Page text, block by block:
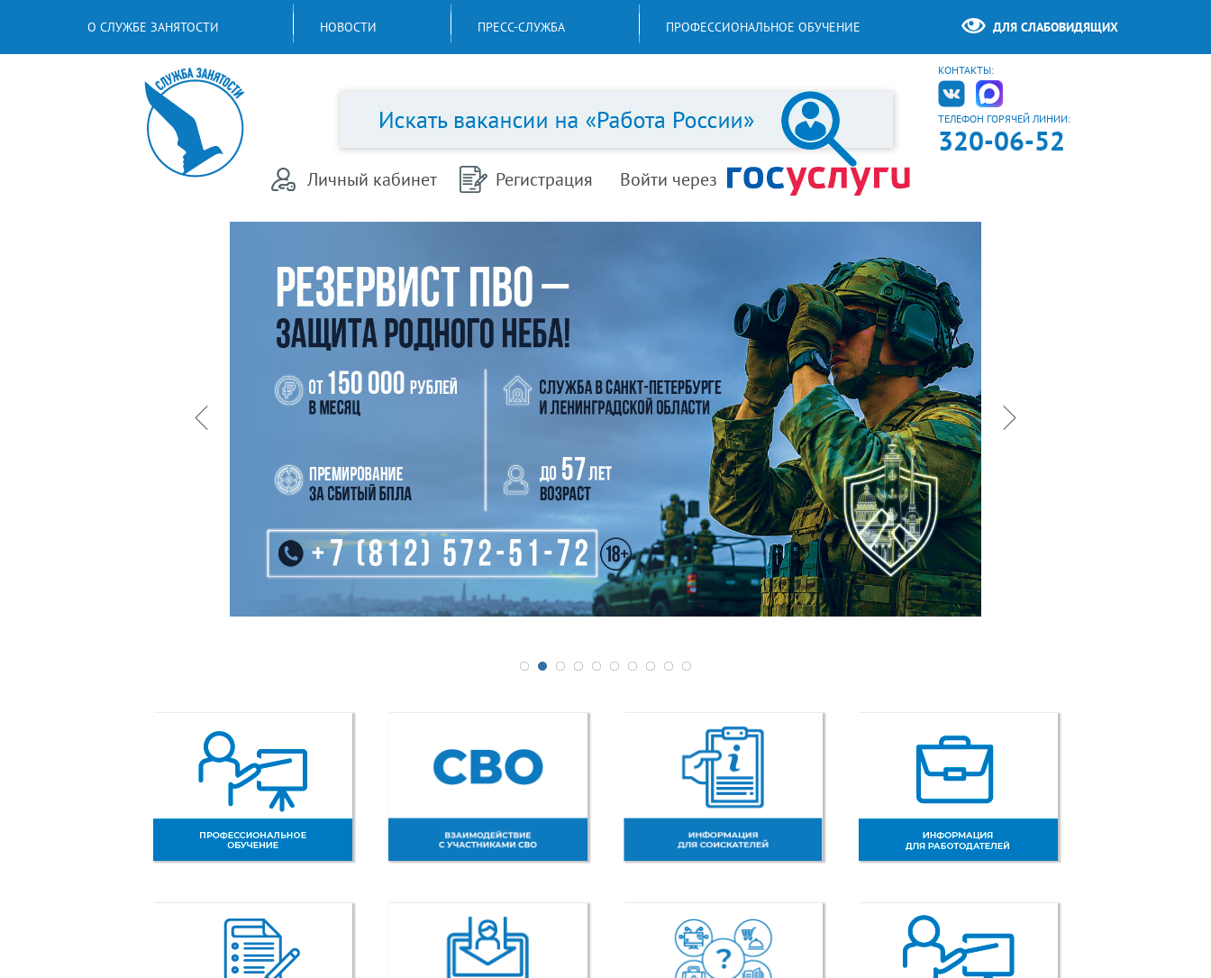
О СЛУЖБЕ ЗАНЯТОСТИ НОВОСТИ ПРЕСС-СЛУЖБА ПРОФЕССИОНАЛЬНОЕ ОБУЧЕНИЕ ДЛЯ СЛАБОВИДЯЩИХ
Личный кабинет Регистрация Войти через
КОНТАКТЫ:
ТЕЛЕФОН ГОРЯЧЕЙ ЛИНИИ:
320-06-52